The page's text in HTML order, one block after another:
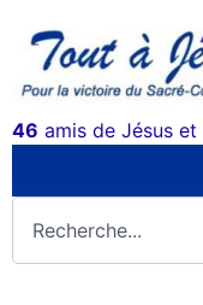
46 amis de Jésus